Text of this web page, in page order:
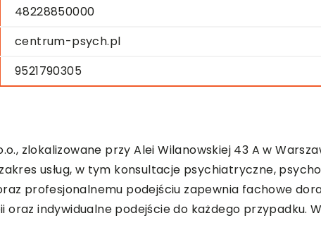
48228850000
centrum-psych.pl
9521790305
zlokalizowane przy Alei Wilanowskiej 43 A w
usług, w tym konsultacje psychiatryczne,
profesjonalnemu podejściu zapewnia fachowe
indywidualne podejście do każdego przypadku.